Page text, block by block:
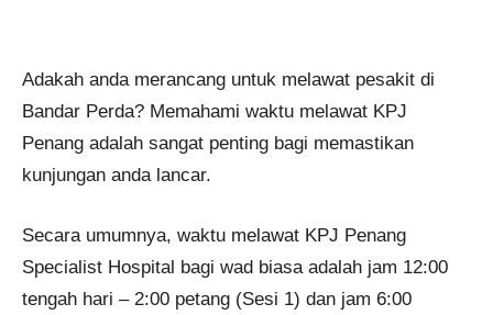
Adakah anda merancang untuk melawat pesakit di
Bandar Perda? Memahami waktu melawat KPJ
Penang adalah sangat penting bagi memastikan
kunjungan anda lancar.
Secara umumnya, waktu melawat KPJ Penang
Specialist Hospital bagi wad biasa adalah jam 12:00
tengah hari – 2:00 petang (Sesi 1) dan jam 6:00